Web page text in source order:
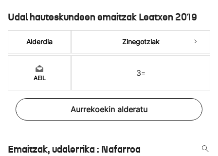
Udal hauteskundeen emaitzak Leatxen 2019
Alderdia
AEIL
Zinegotziak
3=
Aurrekoekin alderatu
Emaitzak, udalerrika : Nafarroa